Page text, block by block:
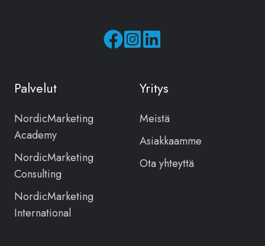
Seuraa
Facebookissa
Seuraa
Instagramissa
Palvelut
NordicMarketing
Academy
NordicMarketing
Consulting
NordicMarketing
International
Yritys
Meistä
Asiakkaamme
Ota yhteyttä